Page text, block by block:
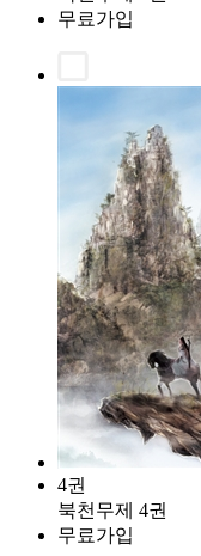
무료가입
4권
북천무제 4권
무료가입